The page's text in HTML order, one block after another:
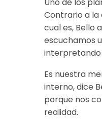
Contrario a la
cual es, Bello
escuchamos
interpretando
Es nuestra
interno, dice
porque nos
realidad.